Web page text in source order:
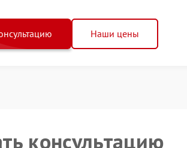
Наши цены
консультацию